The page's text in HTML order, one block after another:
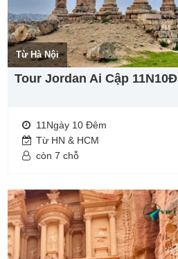
Từ Hà Nội
Tour Jordan Ai Cập 11N10Đ
11Ngày 10 Đêm
Từ HN & HCM
còn 7 chỗ